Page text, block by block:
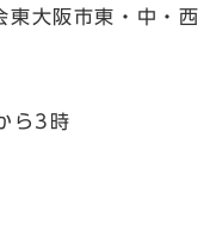
大阪市東・中・西
ら3時